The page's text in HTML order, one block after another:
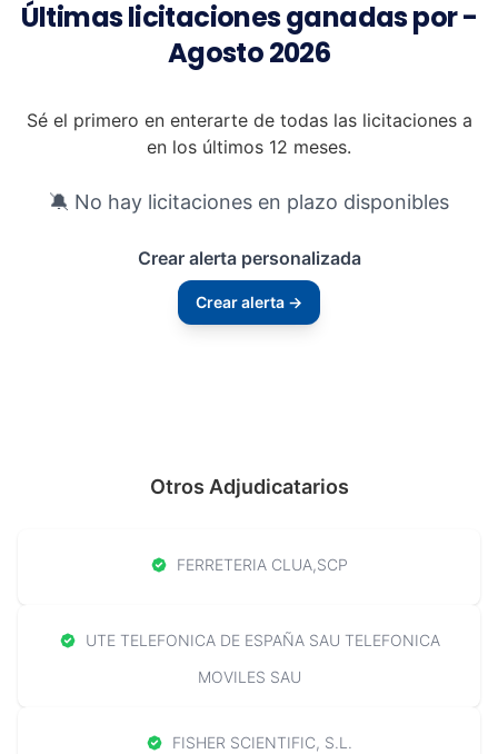
Últimas licitaciones ganadas por -
Agosto 2026
Sé el primero en enterarte de todas las licitaciones a
en los últimos 12 meses.
🔕 No hay licitaciones en plazo disponibles
Crear alerta personalizada
Crear alerta →
Otros Adjudicatarios
FERRETERIA CLUA,SCP
UTE TELEFONICA DE ESPAÑA SAU TELEFONICA
MOVILES SAU
FISHER SCIENTIFIC, S.L.